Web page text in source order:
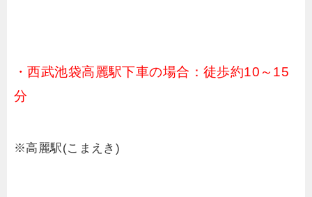
・西武池袋高麗駅下車の場合：徒歩約10～15
分
※高麗駅(こまえき)